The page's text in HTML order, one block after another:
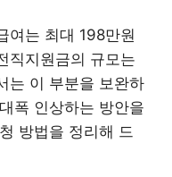
여는 최대 198만원
직지원금의 규모는
는 이 부분을 보완하
폭 인상하는 방안을
방법을 정리해 드